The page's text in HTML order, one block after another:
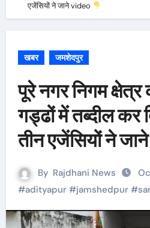
एजेंसियों ने जाने video
खबर जमशेदपुर
पूरे नगर निगम
गड्ढों में तब्दील कर
तीन एजेंसियों ने
By Rajdhani News
#adityapur#jamshedpur#